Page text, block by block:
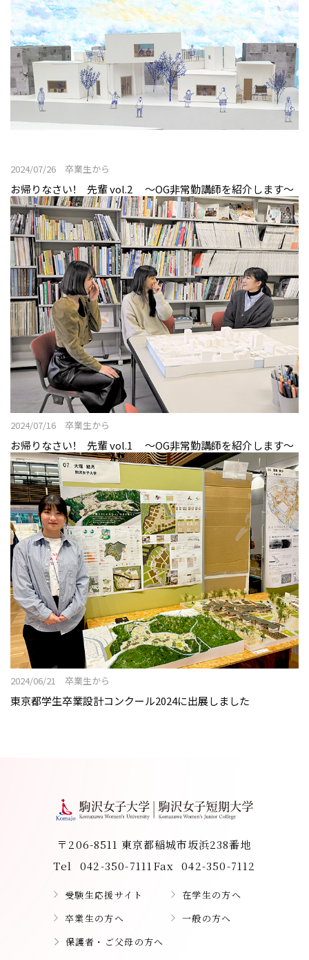
2024/07/26 卒業生から
お帰りなさい！ 先輩 vol.2 〜OG非常勤講師を紹介します〜
2024/07/16 卒業生から
お帰りなさい！ 先輩 vol.1 〜OG非常勤講師を紹介します〜
2024/06/21 卒業生から
東京都学生卒業設計コンクール2024に出展しました
〒206-8511 東京都稲城市坂浜238番地
Tel
042-350-7111 Fax 042-350-7112
受験生応援サイト
在学生の方へ
卒業生の方へ
一般の方へ
保護者・ご父母の方へ